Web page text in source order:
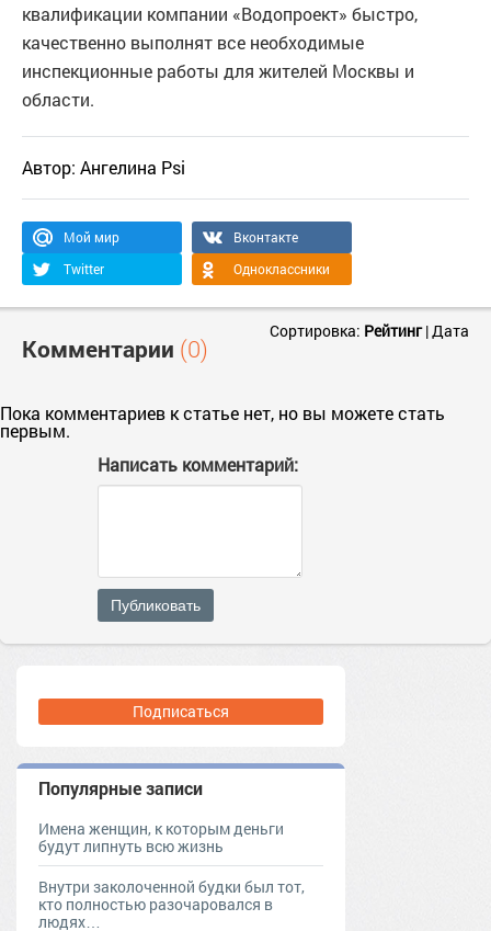
квалификации компании «Водопроект» быстро,
качественно выполнят все необходимые
инспекционные работы для жителей Москвы и
области.
Автор: Ангелина Psi
Мой мир
Вконтакте
Twitter
Одноклассники
Комментарии (0)
Сортировка: Рейтинг| Дата
Пока комментариев к статье нет, но вы можете стать
первым.
Написать комментарий:
Публиковать
Подписаться
Популярные записи
Имена женщин, к которым деньги
будут липнуть всю жизнь
Внутри заколоченной будки был тот,
кто полностью разочаровался в
людях…